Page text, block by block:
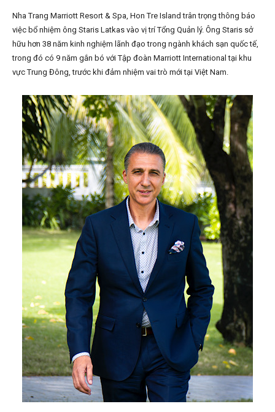
Nha Trang Marriott Resort & Spa, Hon Tre Island trân trọng thông báo
việc bổ nhiệm ông Staris Latkas vào vị trí Tổng Quản lý. Ông Staris sở
hữu hơn 38 năm kinh nghiệm lãnh đạo trong ngành khách sạn quốc tế,
trong đó có 9 năm gắn bó với Tập đoàn Marriott International tại khu
vực Trung Đông, trước khi đảm nhiệm vai trò mới tại Việt Nam.